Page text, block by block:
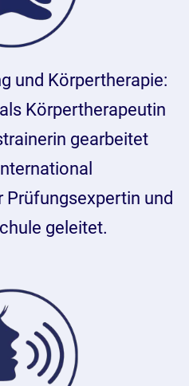
und Körpertherapie:
Körpertherapeutin
gearbeitet
und
geleitet.